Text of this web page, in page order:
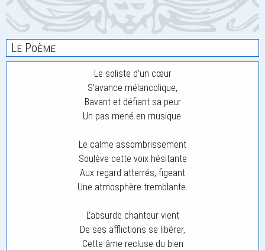
Le Poème
Le soliste d’un cœur
S’avance mélancolique,
Bavant et défiant sa peur
Un pas mené en musique.
Le calme assombrissement
Soulève cette voix hésitante
Aux regard atterrés, figeant
Une atmosphère tremblante.
L’absurde chanteur vient
De ses afflictions se libérer,
Cette âme recluse du bien